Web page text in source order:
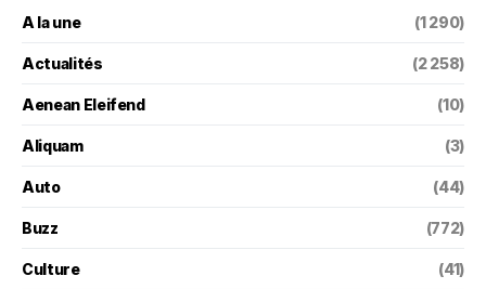
A la une (1 290)
Actualités (2 258)
Aenean Eleifend (10)
Aliquam (3)
Auto (44)
Buzz (772)
Culture (41)